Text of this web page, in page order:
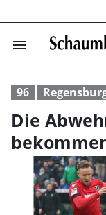
menu
96
Die